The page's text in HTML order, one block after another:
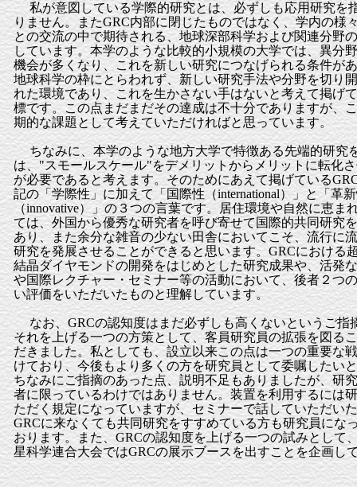
私が意図している学際的研究とは、必ずしも応用研究を
りません。またGRC内部に閉じたものではなく、学内の様
との交流の中で期待される、地球深部科学および関連分野
しています。本学のような比較的小規模の大学では、異分
機会が多くなり、これを新しい研究につなげられる条件が
地球科学の枠にとらわれず、新しい研究手法や分野を切り
れた環境であり、これを生かさない手はないと考えて掲げ
標です。この点まだまだその達成は不十分でありますが、
期的な課題として考えていただければと思っています
ちなみに、本学のような地方大学で特徴ある先端的研究
は、"スモールスケール"をデメリットからメリットに転化
が必要であると考えます。そのためにあえて掲げている
記の「学際性」に加えて「国際性（international）」と「革
（innovative）」の３つの言葉です。居住環境や自然に恵ま
ては、外国から優秀な研究者を呼び寄せて国際的共同研究
あり、また余分な雑音の少ない田舎においてこそ、流行に
研究を発展させることができると思います。GRCにおける
結晶ダイヤモンドの開発をはじめとした研究成果や、活発
や国際レクチャー・セミナー等の活動において、後者２つ
い評価をいただいたものと理解しています。
なお、GRCの認知度はまだ必ずしも高くないというご指
それを上げる一つの方策として、客員研究員の拡張を図る
だきました。私としても、設立以来この点は一つの重要な
けており、今後もより多くの方を研究員として委嘱したい
ちなみにご指摘のあった点、説明不足もありましたが、研
者に限っているわけではありません。装置を利用するには
ただく規定になっていますが、セミナーで話していただい
GRCに来なくても共同研究をすすめている方も研究員にな
おります。また、GRCの認知度を上げる一つの試みとして
星科学連合大会ではGRCの展示ブースを出すことを企画し